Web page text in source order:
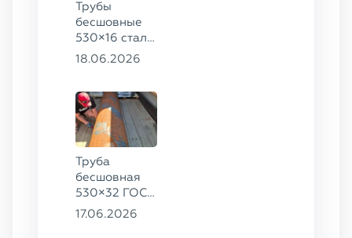
Трубы
бесшовные
530×16 сталь
13ХФА,
18.06.2026
Труба
бесшовная
530×32 ГОСТ
8732-78, ст.
17.06.2026